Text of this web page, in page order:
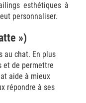
esthétiques à
personnaliser.
»)
au chat. En plus
et de permettre
aide à mieux
répondre à ses